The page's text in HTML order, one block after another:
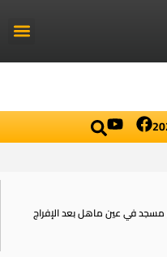
في عين ماهل بعد الإفراج